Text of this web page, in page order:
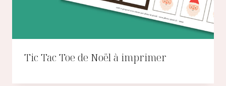
Tic Tac Toe de Noël à imprimer